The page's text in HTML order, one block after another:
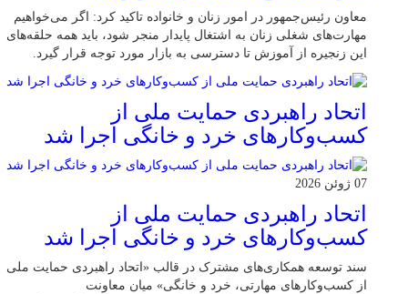
معاون رئیس‌جمهور در امور زنان و خانواده تاکید کرد: اگر می‌خواهیم
مهارت‌های شغلی زنان به اشتغال پایدار منجر شود، باید همه حلقه‌های
این زنجیره از آموزش تا دسترسی به بازار مورد توجه قرار گیرد.
اتحاد راهبردی حمایت ملی از
کسب‌وکارهای خرد و خانگی اجرا شد
07 ژوئن 2026
اتحاد راهبردی حمایت ملی از
کسب‌وکارهای خرد و خانگی اجرا شد
سند توسعه همکاری‌های مشترک در قالب «اتحاد راهبردی حمایت ملی
از کسب‌وکارهای مهارتی، خرد و خانگی» میان معاونت